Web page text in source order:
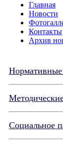
Главная
Новости
Контакты
Архив
Социальное